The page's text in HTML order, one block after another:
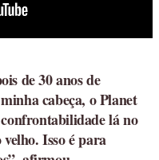
de 30 anos de
cabeça, o Planet
lá no
Isso é para